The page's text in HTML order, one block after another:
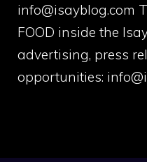
info@isayblog.com
FOOD inside the
advertising, press
opportunities: